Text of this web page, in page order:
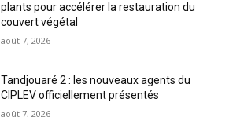
plants pour accélérer la restauration du
couvert végétal
août 7, 2026
Tandjouaré 2 : les nouveaux agents du
CIPLEV officiellement présentés
août 7, 2026